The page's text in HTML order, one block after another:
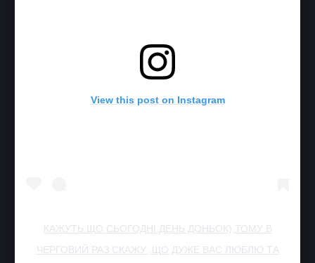
View this post on Instagram
КАЖУТЬ ЩО СЬОГОДНІ ДЕНЬ ДОНЬОК),ТОМУ В
ЧЕРГОВИЙ РАЗ СКАЖУ ,ЩО ДУЖЕ ВАС ЛЮБЛЮ ТА